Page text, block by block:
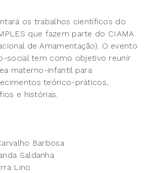
os trabalhos científicos do
que fazem parte do CIAMA
de Amamentação). O evento
social tem como objetivo reunir
materno-infantil para
teórico-práticos,
e histórias.
Barbosa
Saldanha
Lino